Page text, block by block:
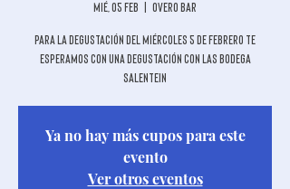
mié, 05 feb Overo Bar
Para la degustación del miércoles 5 de febrero te
esperamos con una degustación con las Bodega
Salentein
Ya no hay más cupos para este
evento
Ver otros eventos